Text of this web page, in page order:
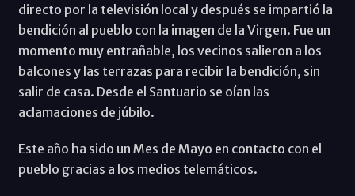
directo por la televisión local y después se impartió la
bendición al pueblo con la imagen de la Virgen. Fue un
momento muy entrañable, los vecinos salieron a los
balcones y las terrazas para recibir la bendición, sin
salir de casa. Desde el Santuario se oían las
aclamaciones de júbilo.
Este año ha sido un Mes de Mayo en contacto con el
pueblo gracias a los medios telemáticos.